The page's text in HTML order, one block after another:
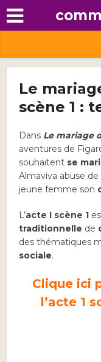
Le
scène 1 :
Dans Le mariage
aventures de
souhaitent se
Almaviva abuse
jeune femme son
L’acte I scène 1
traditionnelle de
des thématiques
sociale.
Clique ici
l’acte 1